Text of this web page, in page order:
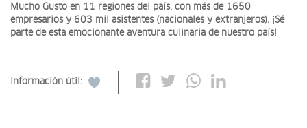
Mucho Gusto en 11 regiones del país, con más de 1650
empresarios y 603 mil asistentes (nacionales y extranjeros). ¡Sé
parte de esta emocionante aventura culinaria de nuestro país!
Información útil: